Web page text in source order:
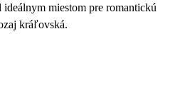
miestom pre romantickú
kráľovská.